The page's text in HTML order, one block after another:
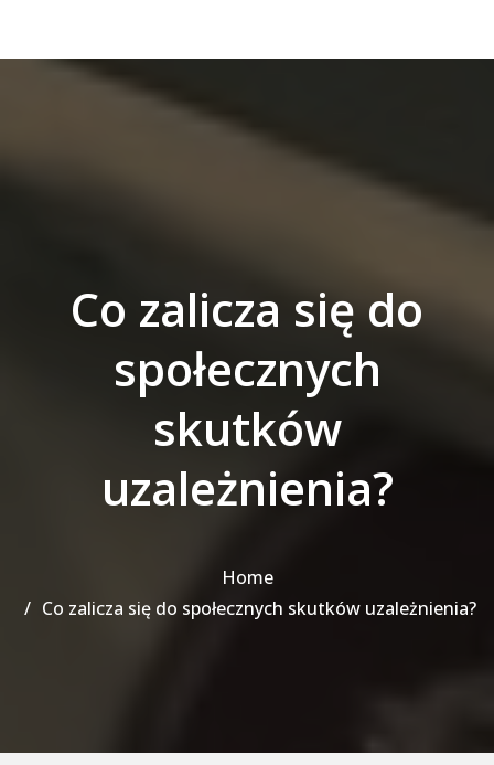
Co zalicza się do
społecznych
skutków
uzależnienia?
Home
Co zalicza się do społecznych skutków uzależnienia?